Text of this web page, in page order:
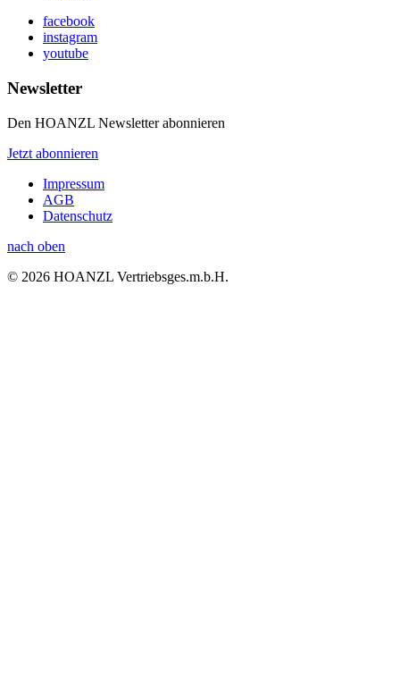
facebook
instagram
youtube
Newsletter
Den HOANZL Newsletter abonnieren
Jetzt abonnieren
Impressum
AGB
Datenschutz
nach oben
© 2026 HOANZL Vertriebsges.m.b.H.